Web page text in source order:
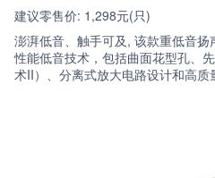
建议零售价: 1,298元(只)
澎湃低音、触手可及, 该款重低音
性能低音技术，包括曲面花型孔、
术II）、分离式放大电路设计和高质